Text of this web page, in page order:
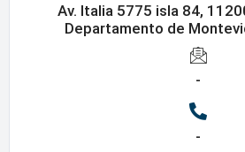
Av. Italia 5775 isla 84,
Departamento de
-
-